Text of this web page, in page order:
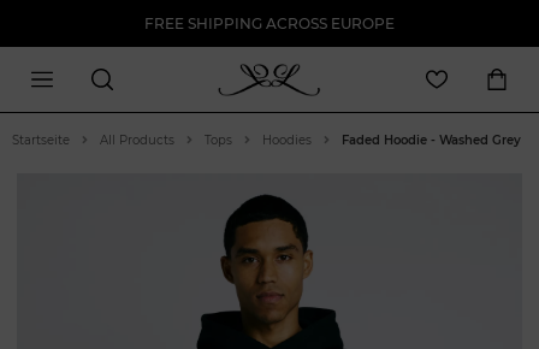
FREE SHIPPING ACROSS EUROPE
Startseite All Products Tops Hoodies Faded Hoodie - Washed Grey